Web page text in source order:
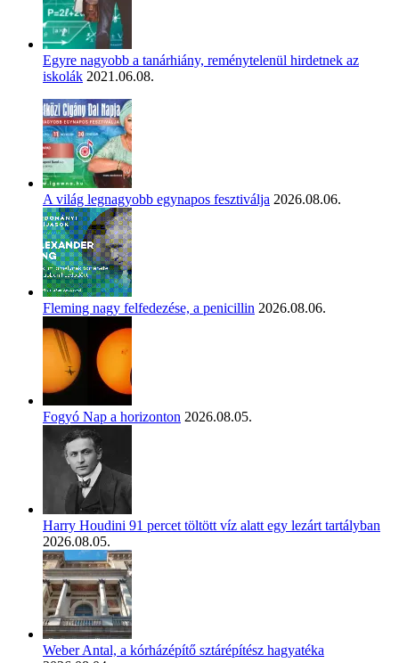
Egyre nagyobb a tanárhiány, reménytelenül hirdetnek az
iskolák 2021.06.08.
A világ legnagyobb egynapos fesztiválja 2026.08.06.
Fleming nagy felfedezése, a penicillin 2026.08.06.
Fogyó Nap a horizonton 2026.08.05.
Harry Houdini 91 percet töltött víz alatt egy lezárt tartályban
2026.08.05.
Weber Antal, a kórházépítő sztárépítész hagyatéka